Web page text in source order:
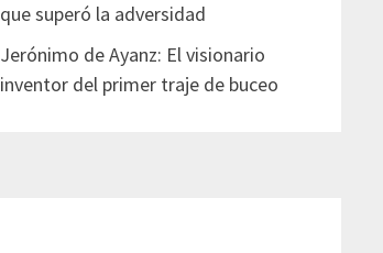
que superó la adversidad
Jerónimo de Ayanz: El visionario
inventor del primer traje de buceo